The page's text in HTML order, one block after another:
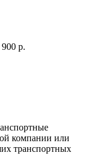
р.
компании или
транспортных